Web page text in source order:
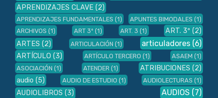
APRENDIZAJES CLAVE (2)
APRENDIZAJES FUNDAMENTALES (1) APUNTES BIMODALES (1)
ARCHIVOS (1) ART 3º (1) ART. 3 (1) ART. 3º (2)
ARTES (2) ARTICULACIÓN (1) articuladores (6)
ARTÍCULO (3) ARTÍCULO TERCERO (1) ASAEM (1)
ASOCIACIÓN (1) ATENDER (1) ATRIBUCIONES (2)
audio (5) AUDIO DE ESTUDIO (1) AUDIOLECTURAS (1)
AUDIOLIBROS (3) AUDIOS (7)